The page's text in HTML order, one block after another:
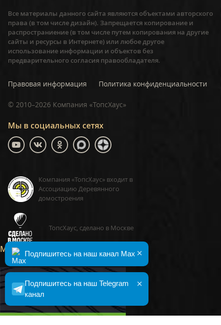
Мы в социальных сетях
Компания «ТопсХаус» входит в
Ассоциацию Деревянного
домостроения
ТопсХаус, сделано в Москве
Малоэтажная Страна
Все материалы данного сайта являются объектами авторского
права (в том числе дизайн). Запрещается копирование и
распространиение (в том числе путем копирования на другие
сайты и ресурсы в Интернете) или любое другое
использование информации и объектов без
предварительного согласия правообладателя.
Правовая информация Политика конфиденциальности
© 2010–2026 Компания «ТопсХаус»
×
Подпишитесь на наш Telegram
канал
×
Подпишитесь на наш канал Max